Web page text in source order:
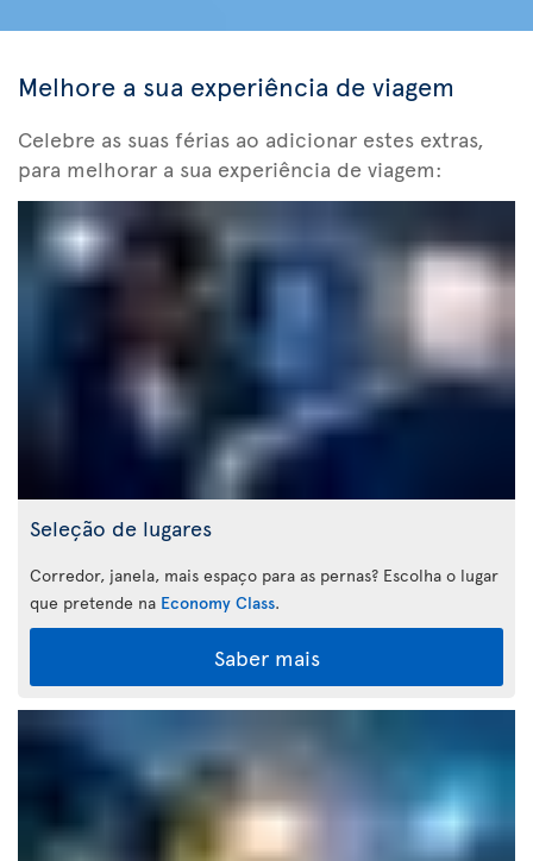
Melhore a sua experiência de viagem
Celebre as suas férias ao adicionar estes extras,
para melhorar a sua experiência de viagem:
Seleção de lugares
Corredor, janela, mais espaço para as pernas? Escolha o lugar
que pretende na Economy Class.
Saber mais